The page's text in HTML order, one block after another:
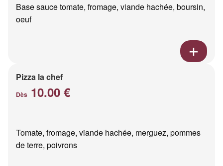
Base sauce tomate, fromage, viande hachée, boursin,
oeuf
Pizza la chef
Dès 10.00 €
Tomate, fromage, viande hachée, merguez, pommes
de terre, poivrons